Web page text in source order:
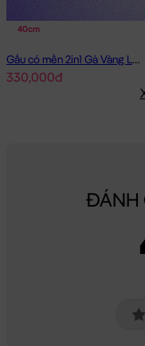
40cm
Gấu có mền 2in1 Gà Vàng Lông Smooth
330,000đ
ĐÁNH